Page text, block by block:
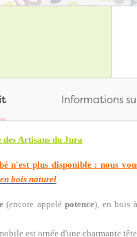
Informations
Artisans du Jura
n'est plus disponible : nous
bois naturel
(encore appelé potence), en bois
est ornée d'une charmante